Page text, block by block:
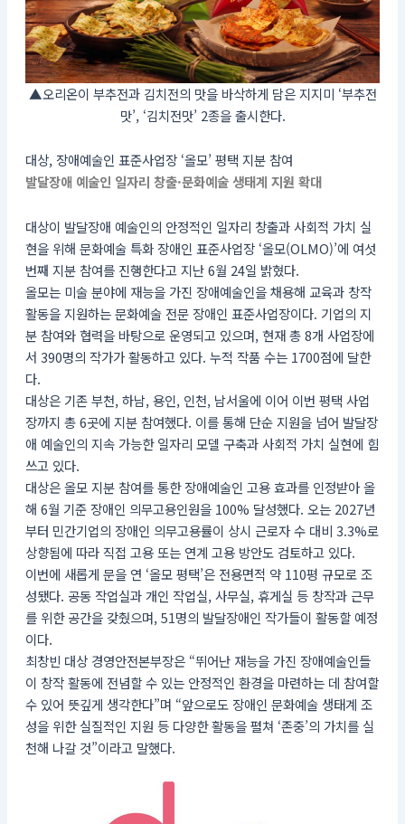
▲오리온이 부추전과 김치전의 맛을 바삭하게 담은 지지미 ‘부추전
맛’, ‘김치전맛’ 2종을 출시한다.
대상, 장애예술인 표준사업장 ‘올모’ 평택 지분 참여
발달장애 예술인 일자리 창출·문화예술 생태계 지원 확대
대상이 발달장애 예술인의 안정적인 일자리 창출과 사회적 가치 실
현을 위해 문화예술 특화 장애인 표준사업장 ‘올모(OLMO)’에 여섯
번째 지분 참여를 진행한다고 지난 6월 24일 밝혔다.
올모는 미술 분야에 재능을 가진 장애예술인을 채용해 교육과 창작
활동을 지원하는 문화예술 전문 장애인 표준사업장이다. 기업의 지
분 참여와 협력을 바탕으로 운영되고 있으며, 현재 총 8개 사업장에
서 390명의 작가가 활동하고 있다. 누적 작품 수는 1700점에 달한
다.
대상은 기존 부천, 하남, 용인, 인천, 남서울에 이어 이번 평택 사업
장까지 총 6곳에 지분 참여했다. 이를 통해 단순 지원을 넘어 발달장
애 예술인의 지속 가능한 일자리 모델 구축과 사회적 가치 실현에 힘
쓰고 있다.
대상은 올모 지분 참여를 통한 장애예술인 고용 효과를 인정받아 올
해 6월 기준 장애인 의무고용인원을 100% 달성했다. 오는 2027년
부터 민간기업의 장애인 의무고용률이 상시 근로자 수 대비 3.3%로
상향됨에 따라 직접 고용 또는 연계 고용 방안도 검토하고 있다.
이번에 새롭게 문을 연 ‘올모 평택’은 전용면적 약 110평 규모로 조
성됐다. 공동 작업실과 개인 작업실, 사무실, 휴게실 등 창작과 근무
를 위한 공간을 갖췄으며, 51명의 발달장애인 작가들이 활동할 예정
이다.
최창빈 대상 경영안전본부장은 “뛰어난 재능을 가진 장애예술인들
이 창작 활동에 전념할 수 있는 안정적인 환경을 마련하는 데 참여할
수 있어 뜻깊게 생각한다”며 “앞으로도 장애인 문화예술 생태계 조
성을 위한 실질적인 지원 등 다양한 활동을 펼쳐 ‘존중’의 가치를 실
천해 나갈 것”이라고 말했다.